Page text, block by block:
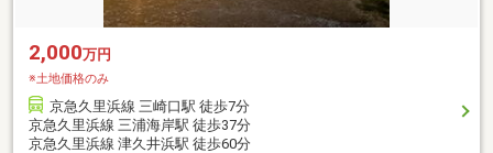
2,000万円
※土地価格のみ
京急久里浜線 三崎口駅 徒歩7分
京急久里浜線 三浦海岸駅 徒歩37分
京急久里浜線 津久井浜駅 徒歩60分